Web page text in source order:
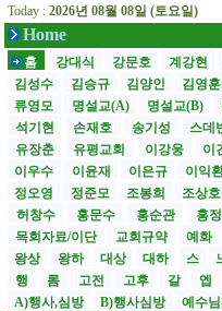
Today : 2026년 08월 08일 (토요일)
Home
홈 강대식 강문호 계강현
김성수
김승규 김양인 김영훈
류영모
명설교(A) 명설교(B)
석기현
손재호 송기성 스데
유장춘
유평교회 이강웅 이
이우수
이윤재 이은규 이익
정오영
정준모 조봉희 조상호
허창수
홍문수 홍순관 홍
목회자료/이단
교회규약 예화
왕상
왕하 대상 대하 스
행
롬 고전 고후 갈 엡
A)행사,심방
B)행사심방 예수